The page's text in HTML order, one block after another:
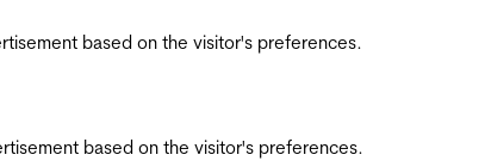
based on the visitor's preferences.
based on the visitor's preferences.